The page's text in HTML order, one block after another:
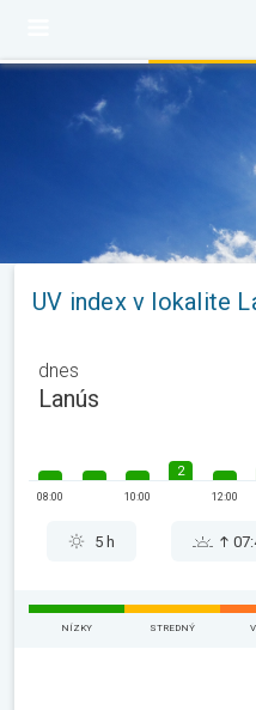
UV index v lokalite
dnes
Lanús
08:00 10:00
2
12:00
5 h
NÍZKY STREDNÝ